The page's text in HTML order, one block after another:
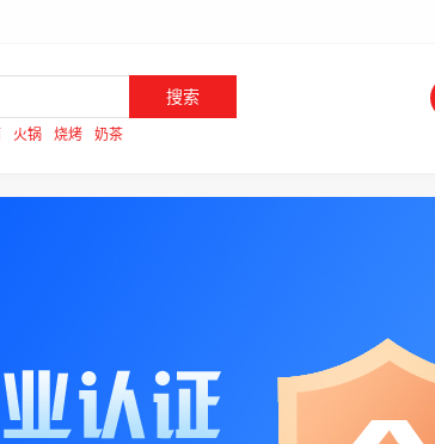
搜索
火锅 烧烤 奶茶